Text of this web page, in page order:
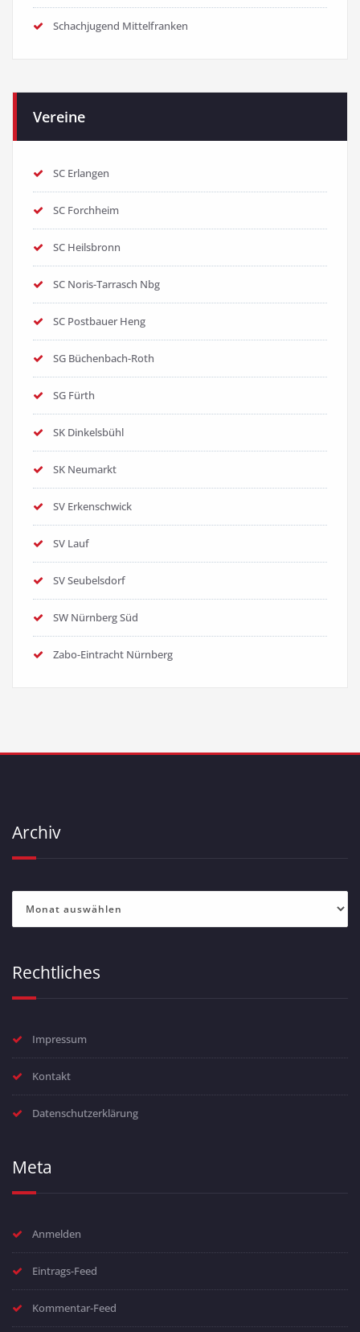
Schachjugend Mittelfranken
Vereine
SC Erlangen
SC Forchheim
SC Heilsbronn
SC Noris-Tarrasch Nbg
SC Postbauer Heng
SG Büchenbach-Roth
SG Fürth
SK Dinkelsbühl
SK Neumarkt
SV Erkenschwick
SV Lauf
SV Seubelsdorf
SW Nürnberg Süd
Zabo-Eintracht Nürnberg
Archiv
Rechtliches
Impressum
Kontakt
Datenschutzerklärung
Meta
Anmelden
Eintrags-Feed
Kommentar-Feed